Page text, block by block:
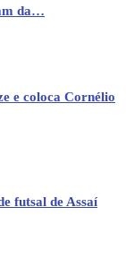
da…
e coloca Cornélio
futsal de Assaí